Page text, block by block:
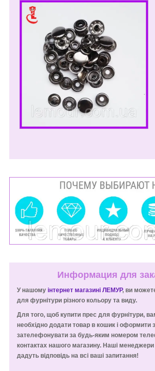
Информация для
У нашому інтернет магазині ЛЕМУР, ви
для фурнітури різного кольору та виду.
Для того, щоб купити прес для фурнітури,
необхідно додати товар в кошик і оформити
зателефонувати за будь-яким номером
контактах нашого магазину. Наші менеджери
дадуть відповідь на всі ваші запитання!